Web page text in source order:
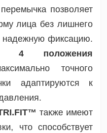
позволяет
лица без лишнего
надежную фиксацию.
4 положения
точного
адаптируются к
также имеют
что способствует